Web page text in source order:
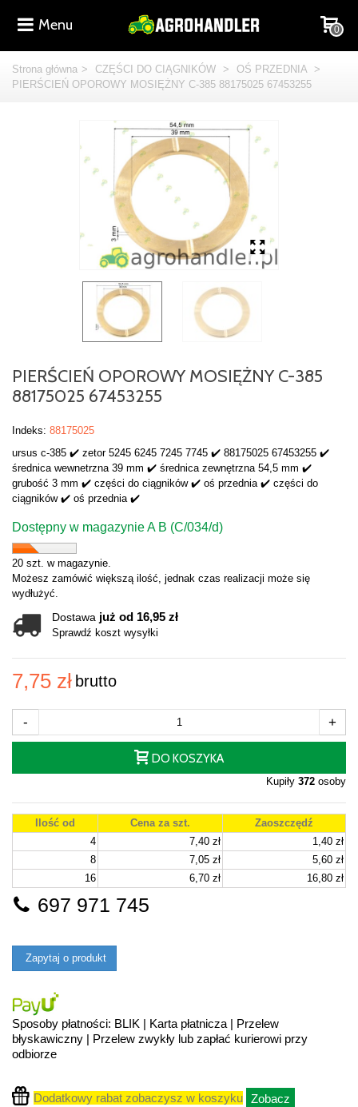
Menu 0
Strona główna > CZĘŚCI DO CIĄGNIKÓW > OŚ PRZEDNIA
>
PIERŚCIEŃ OPOROWY MOSIĘŻNY C-385 88175025 67453255
PIERŚCIEŃ OPOROWY MOSIĘŻNY C-385
88175025 67453255
Indeks: 88175025
ursus c-385 ✔️ zetor 5245 6245 7245 7745 ✔️ 88175025 67453255 ✔️
średnica wewnetrzna 39 mm ✔️ średnica zewnętrzna 54,5 mm ✔️
grubość 3 mm ✔️ części do ciągników ✔️ oś przednia ✔️ części do
ciągników ✔️ oś przednia ✔️
Dostępny w magazynie A B (C/034/d)
20 szt. w magazynie.
Możesz zamówić większą ilość, jednak czas realizacji może się
wydłużyć.
Dostawa już od 16,95 zł
Sprawdź koszt wysyłki
7,75 zł brutto
- +
DO KOSZYKA
Kupiły 372 osoby
Ilość od Cena za szt.
Zaoszczędź
4
7,40 zł
1,40 zł
8
7,05 zł
5,60 zł
16
6,70 zł 16,80 zł
697 971 745
Zapytaj o produkt
Sposoby płatności: BLIK | Karta płatnicza | Przelew
błyskawiczny | Przelew zwykły lub zapłać kurierowi przy
odbiorze
Dodatkowy rabat zobaczysz w koszyku Zobacz